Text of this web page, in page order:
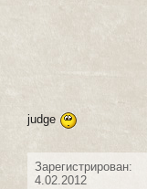
judge
Зарегистрирован:
4.02.2012